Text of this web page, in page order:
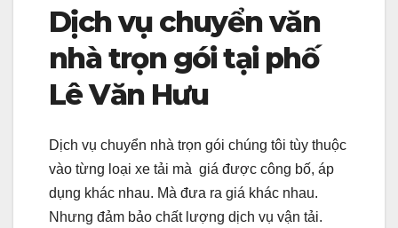
Dịch vụ chuyển văn
nhà trọn gói tại phố
Lê Văn Hưu
Dịch vụ chuyển nhà trọn gói chúng tôi tùy thuộc
vào từng loại xe tải mà giá được công bố, áp
dụng khác nhau. Mà đưa ra giá khác nhau.
Nhưng đảm bảo chất lượng dịch vụ vận tải.